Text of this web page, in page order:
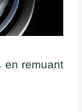
en remuant